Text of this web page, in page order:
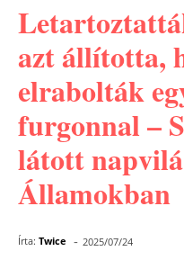
azt állította,
elrabolták
furgonnal –
látott
Államokban
Írta: Twice - 2025/07/24